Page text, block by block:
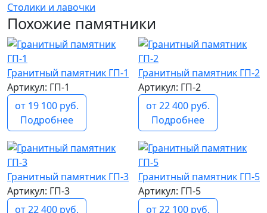
Столики и лавочки
Похожие памятники
Гранитный памятник ГП-1
Артикул: ГП-1
от 19 100 руб.
Подробнее
Гранитный памятник ГП-2
Артикул: ГП-2
от 22 400 руб.
Подробнее
Гранитный памятник ГП-3
Артикул: ГП-3
от 22 400 руб.
Гранитный памятник ГП-5
Артикул: ГП-5
от 22 100 руб.